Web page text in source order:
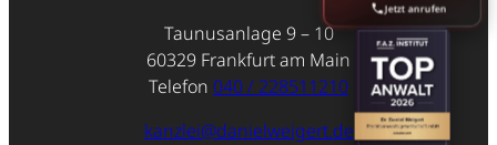
Taunusanlage 9 – 10
60329 Frankfurt am Main
Telefon 040 / 228511210
kanzlei@danielweigert.de
Jetzt anrufen